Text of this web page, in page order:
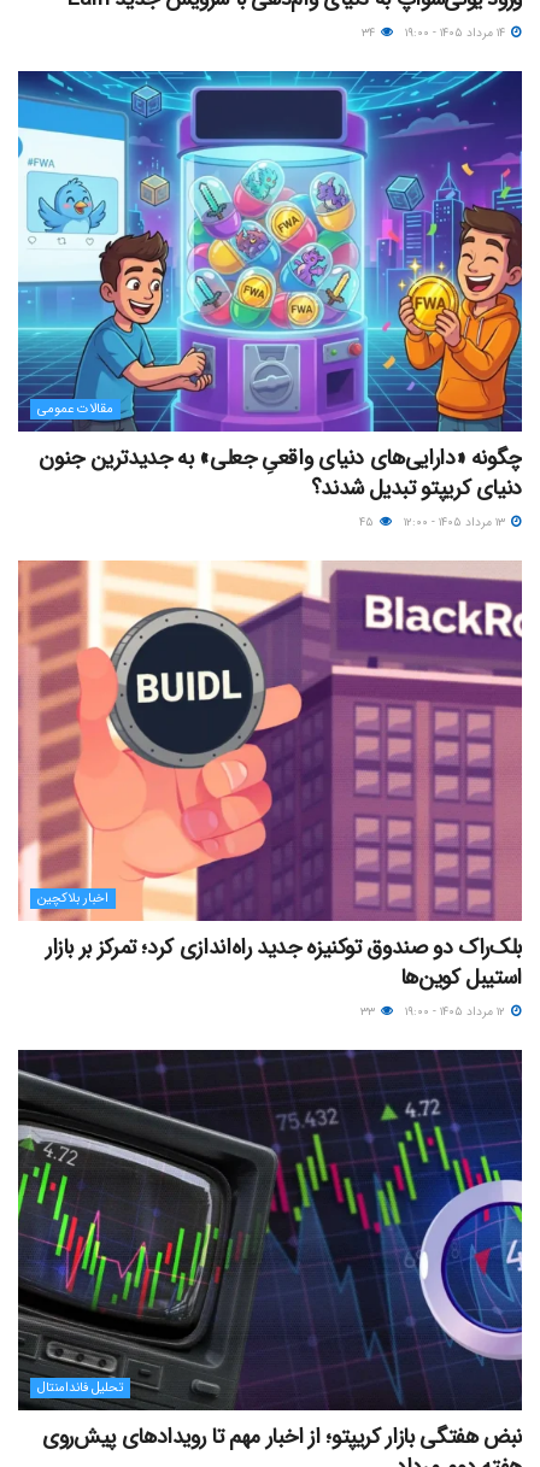
مقالات عمومی
چگونه «دارایی‌های دنیای واقعیِ جعلی» به جدیدترین جنون
دنیای کریپتو تبدیل شدند؟
اخبار بلاکچین
بلک‌راک دو صندوق توکنیزه جدید راه‌اندازی کرد؛ تمرکز بر بازار
استیبل کوین‌ها
تحلیل فاندامنتال
نبض هفتگی بازار کریپتو؛ از اخبار مهم تا رویدادهای پیش‌روی